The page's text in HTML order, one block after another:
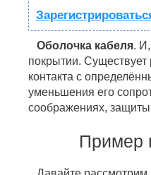
Оболочка кабеля.
покрытии.
контакта с
уменьшения его
соображениях, защиты
Пример